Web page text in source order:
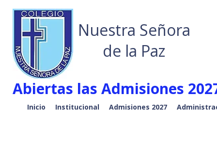
Inicio Institucional Admisiones 2027
Nuestra Señora
de la Paz
Abiertas las Admisiones